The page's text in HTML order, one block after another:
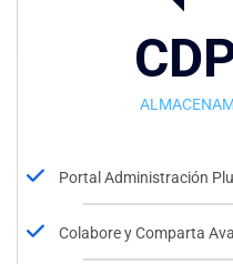
Portal Administración
Colabore y Comparta